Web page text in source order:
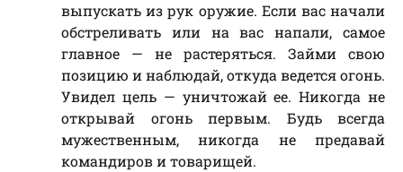
выпускать из рук оружие. Если вас начали
обстреливать или на вас напали, самое
главное — не растеряться. Займи свою
позицию и наблюдай, откуда ведется огонь.
Увидел цель — уничтожай ее. Никогда не
открывай огонь первым. Будь всегда
мужественным, никогда не предавай
командиров и товарищей.